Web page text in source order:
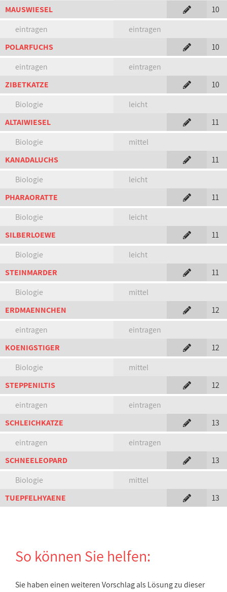
MAUSWIESEL
10
eintragen
eintragen
POLARFUCHS
10
eintragen
eintragen
ZIBETKATZE
10
Biologie
leicht
ALTAIWIESEL
11
Biologie
mittel
KANADALUCHS
11
Biologie
leicht
PHARAORATTE
11
Biologie
leicht
SILBERLOEWE
11
Biologie
leicht
STEINMARDER
11
Biologie
mittel
ERDMAENNCHEN
12
eintragen
eintragen
KOENIGSTIGER
12
Biologie
mittel
STEPPENILTIS
12
eintragen
eintragen
SCHLEICHKATZE
13
eintragen
eintragen
SCHNEELEOPARD
13
Biologie
mittel
TUEPFELHYAENE
13
So können Sie helfen:
Sie haben einen weiteren Vorschlag als Lösung zu dieser